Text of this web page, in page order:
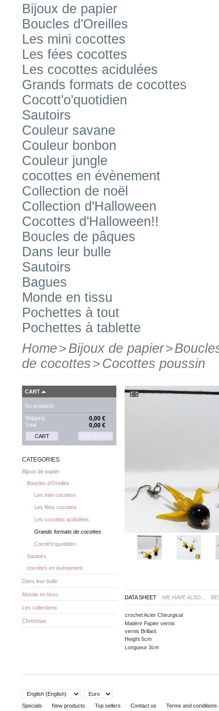
Bijoux de papier
Boucles d'Oreilles
Les mini cocottes
Les fées cocottes
Les cocottes acidulées
Grands formats de cocottes
Cocott'o'quotidien
Sautoirs
Couleur savane
Couleur bonbon
Couleur jungle
cocottes en évènement
Collection de noël
Collection d'Halloween
Cocottes d'Halloween!!
Boucles de pâques
Dans leur bulle
Sautoirs
Bagues
Monde en tissu
Pochettes à tout
Pochettes à tablette
Home> Bijoux de papier>
de cocottes> Cocottes poussin
DATA SHEET WE HAVE ALSO...
crochetAcier Chirurgical
Matière Papier vernis
vernis Brillant
Height 5cm
Longueur 3cm
CART
No products
Shipping 0,00 €
Total 0,00 €
CART CHECK OUT
CATEGORIES
Bijoux de papier
Boucles d'Oreilles
Les mini cocottes
Les fées cocottes
Les cocottes acidulées
Grands formats de cocottes
Cocott'o'quotidien
Sautoirs
cocottes en évènement
Dans leur bulle
Monde en tissu
Les collections
Christmas
Specials New products Top sellers Contact us Terms and conditions